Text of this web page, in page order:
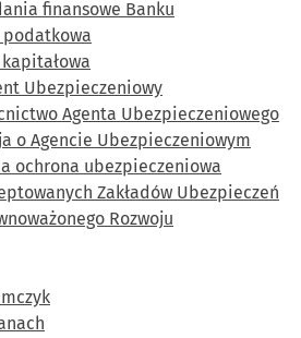
finansowe Banku
Ubezpieczeniowy
Agenta Ubezpieczeniowego
o Agencie Ubezpieczeniowym
ochrona ubezpieczeniowa
Zakładów Ubezpieczeń
Rozwoju